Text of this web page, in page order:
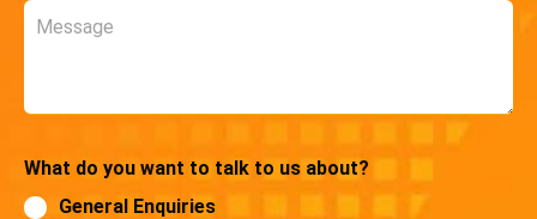
Message
What do you want to talk to us about?
General Enquiries